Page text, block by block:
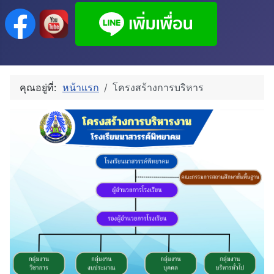
คุณอยู่ที่: หน้าแรก โครงสร้างการบริหาร